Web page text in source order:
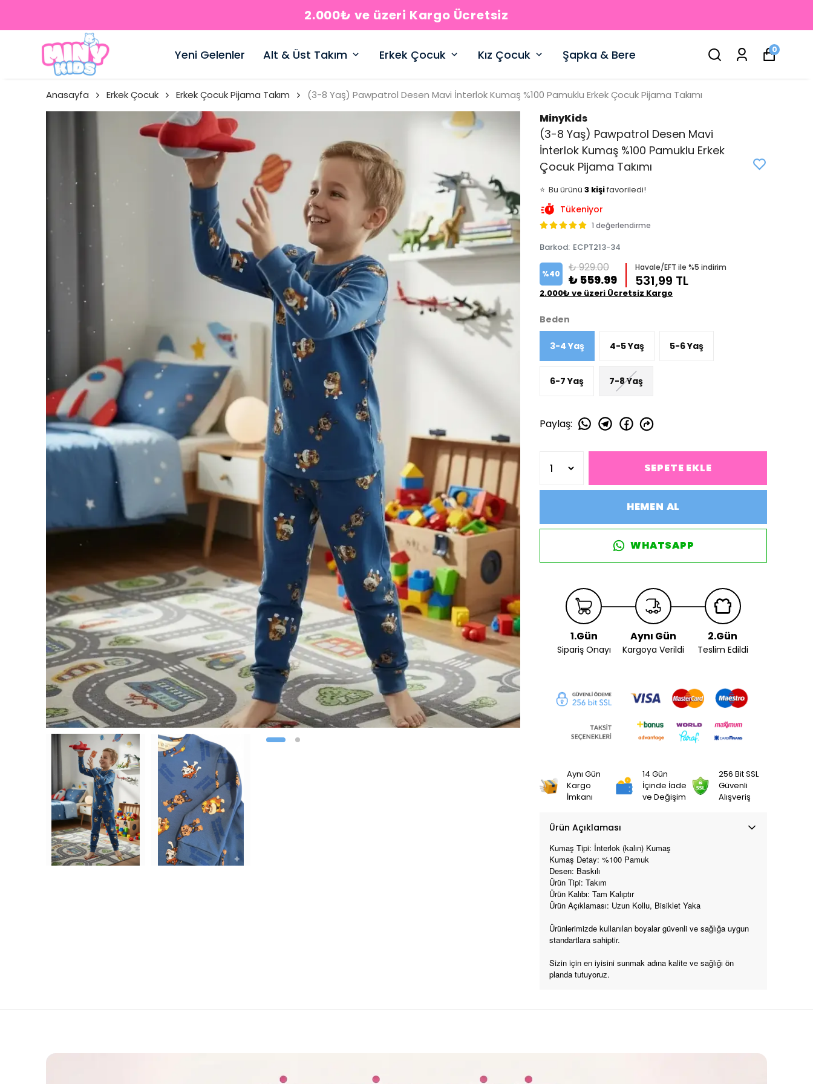
2.000₺ ve üzeri Kargo Ücretsiz
Yeni Gelenler Alt & Üst Takım Erkek Çocuk Kız Çocuk Şapka & Bere 0
Anasayfa Erkek Çocuk Erkek Çocuk Pijama Takım (3-8 Yaş) Pawpatrol Desen Mavi İnterlok Kumaş %100 Pamuklu Erkek Çocuk Pijama Takımı
MinyKids
(3-8 Yaş) Pawpatrol Desen Mavi
İnterlok Kumaş %100 Pamuklu Erkek
Çocuk Pijama Takımı
👀 0 kişi
⭐️ Bu ürünü 3 kişifavoriledi!
🛒 2 kişisepetine ekledi!
Bugün 0 adet
Tükeniyor
1 değerlendirme
Barkod: ECPT213-34
%40 ₺ 929.00
₺ 559.99
Havale/EFT ile %5 indirim
531,99 TL
2.000₺ ve üzeri Ücretsiz Kargo
Beden
3-4 Yaş 4-5 Yaş 5-6 Yaş
6-7 Yaş 7-8 Yaş
Paylaş:
SEPETE EKLE
HEMEN AL
WHATSAPP
1.Gün
Sipariş Onayı
Aynı Gün
Kargoya Verildi
2.Gün
Teslim Edildi
Aynı Gün
Kargo
İmkanı
14 Gün
İçinde İade
ve Değişim
256 Bit SSL
Güvenli
Alışveriş
Ürün Açıklaması
Kumaş Tipi: İnterlok (kalın) Kumaş
Kumaş Detay: %100 Pamuk
Desen: Baskılı
Ürün Tipi: Takım
Ürün Kalıbı: Tam Kalıptır
Ürün Açıklaması: Uzun Kollu, Bisiklet Yaka
Ürünlerimizde kullanılan boyalar güvenli ve sağlığa uygun
standartlara sahiptir.
Sizin için en iyisini sunmak adına kalite ve sağlığı ön
planda tutuyoruz.